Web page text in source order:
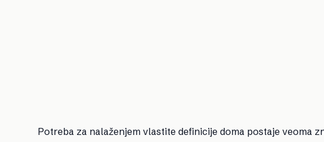
Potreba za nalaženjem vlastite definicije doma postaje veoma